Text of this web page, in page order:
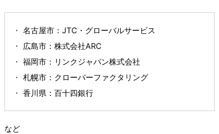
名古屋市：JTC・グローバルサービス
広島市：株式会社ARC
福岡市：リンクジャパン株式会社
札幌市：クローバーファクタリング
香川県：百十四銀行
など